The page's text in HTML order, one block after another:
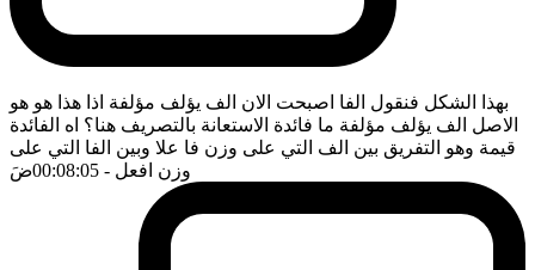
بهذا الشكل فنقول الفا اصبحت الان الف يؤلف مؤلفة اذا هذا هو هو
الاصل الف يؤلف مؤلفة ما فائدة الاستعانة بالتصريف هنا؟ اه الفائدة
قيمة وهو التفريق بين الف التي على وزن فا علا وبين الفا التي على
وزن افعل - 00:08:05 ضَ